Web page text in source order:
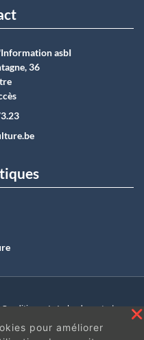
asbI
36
Conditions générales de vente |
|
BE50 0012 6285 4518
pour améliorer